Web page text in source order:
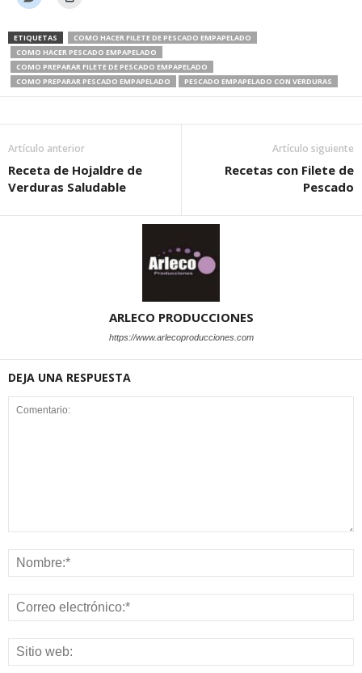
ETIQUETAS
COMO HACER FILETE DE PESCADO EMPAPELADO
COMO HACER PESCADO EMPAPELADO
COMO PREPARAR FILETE DE PESCADO EMPAPELADO
COMO PREPARAR PESCADO EMPAPELADO
PESCADO EMPAPELADO CON VERDURAS
Artículo anterior
Receta de Hojaldre de
Verduras Saludable
Artículo siguiente
Recetas con Filete de
Pescado
ARLECO PRODUCCIONES
https://www.arlecoproducciones.com
DEJA UNA RESPUESTA